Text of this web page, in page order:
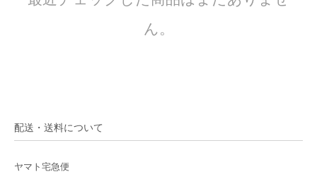
ん。
配送・送料について
ヤマト宅急便